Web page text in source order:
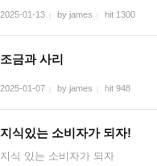
2025-01-13 by james hit 1300
조금과 사리
2025-01-07 by james hit 948
지식있는 소비자가 되자!
지식 있는 소비자가 되자